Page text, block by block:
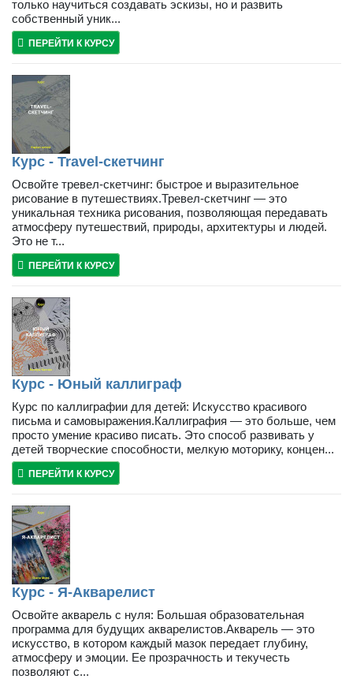
только научиться создавать эскизы, но и развить
собственный уник...
ПЕРЕЙТИ К КУРСУ
Курс - Travel-скетчинг
Освойте тревел-скетчинг: быстрое и выразительное
рисование в путешествиях.Тревел-скетчинг — это
уникальная техника рисования, позволяющая передавать
атмосферу путешествий, природы, архитектуры и людей.
Это не т...
ПЕРЕЙТИ К КУРСУ
Курс - Юный каллиграф
Курс по каллиграфии для детей: Искусство красивого
письма и самовыражения.Каллиграфия — это больше, чем
просто умение красиво писать. Это способ развивать у
детей творческие способности, мелкую моторику, концен...
ПЕРЕЙТИ К КУРСУ
Курс - Я-Акварелист
Освойте акварель с нуля: Большая образовательная
программа для будущих акварелистов.Акварель — это
искусство, в котором каждый мазок передает глубину,
атмосферу и эмоции. Ее прозрачность и текучесть
позволяют с...